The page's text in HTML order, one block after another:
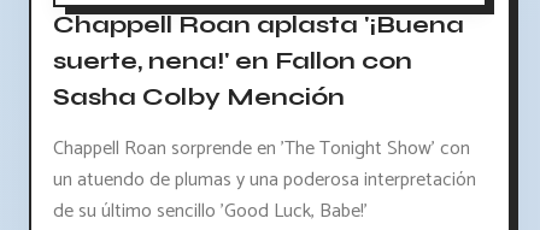
Chappell Roan aplasta '¡Buena
suerte, nena!' en Fallon con
Sasha Colby Mención
Chappell Roan sorprende en 'The Tonight Show' con
un atuendo de plumas y una poderosa interpretación
de su último sencillo 'Good Luck, Babe!'